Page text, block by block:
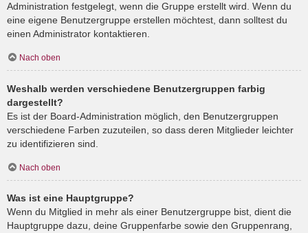
Administration festgelegt, wenn die Gruppe erstellt wird. Wenn du
eine eigene Benutzergruppe erstellen möchtest, dann solltest du
einen Administrator kontaktieren.
Nach oben
Weshalb werden verschiedene Benutzergruppen farbig
dargestellt?
Es ist der Board-Administration möglich, den Benutzergruppen
verschiedene Farben zuzuteilen, so dass deren Mitglieder leichter
zu identifizieren sind.
Nach oben
Was ist eine Hauptgruppe?
Wenn du Mitglied in mehr als einer Benutzergruppe bist, dient die
Hauptgruppe dazu, deine Gruppenfarbe sowie den Gruppenrang,